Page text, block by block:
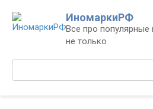
контенту
ИномаркиРФ
Все про популярные
не только
Поиск: